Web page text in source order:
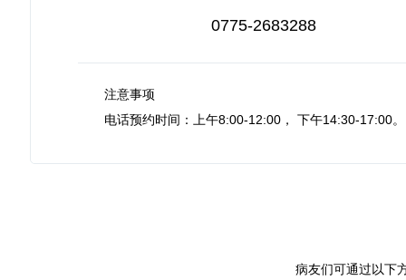
0775-2683288
注意事项
电话预约时间：上午8:00-12:00， 下午14:30-17:00。
病友们可通过以下